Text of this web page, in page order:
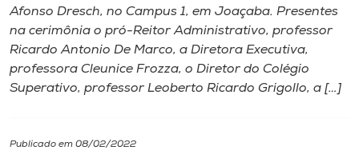
A
Afonso Dresch, no Campus 1, em Joaçaba. Presentes
na cerimônia o pró-Reitor Administrativo, professor
Ricardo Antonio De Marco, a Diretora Executiva,
professora Cleunice Frozza, o Diretor do Colégio
Superativo, professor Leoberto Ricardo Grigollo, a […]
Publicado em 08/02/2022